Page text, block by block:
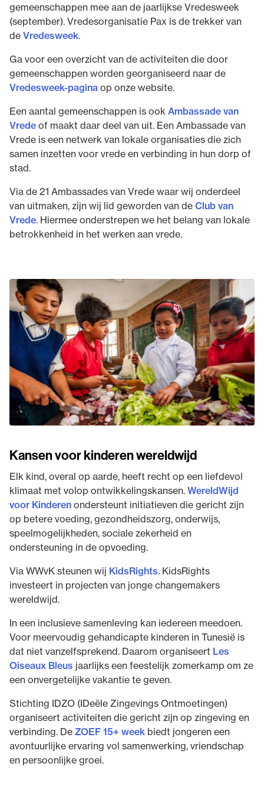
gemeenschappen mee aan de jaarlijkse Vredesweek
(september). Vredesorganisatie Pax is de trekker van
de Vredesweek.
Ga voor een overzicht van de activiteiten die door
gemeenschappen worden georganiseerd naar de
Vredesweek-pagina op onze website.
Een aantal gemeenschappen is ook Ambassade van
Vrede of maakt daar deel van uit. Een Ambassade van
Vrede is een netwerk van lokale organisaties die zich
samen inzetten voor vrede en verbinding in hun dorp of
stad.
Via de 21 Ambassades van Vrede waar wij onderdeel
van uitmaken, zijn wij lid geworden van de Club van
Vrede. Hiermee onderstrepen we het belang van lokale
betrokkenheid in het werken aan vrede.
Kansen voor kinderen wereldwijd
Elk kind, overal op aarde, heeft recht op een liefdevol
klimaat met volop ontwikkelingskansen. WereldWijd
voor Kinderen ondersteunt initiatieven die gericht zijn
op betere voeding, gezondheidszorg, onderwijs,
speelmogelijkheden, sociale zekerheid en
ondersteuning in de opvoeding.
Via WWvK steunen wij KidsRights. KidsRights
investeert in projecten van jonge changemakers
wereldwijd.
In een inclusieve samenleving kan iedereen meedoen.
Voor meervoudig gehandicapte kinderen in Tunesië is
dat niet vanzelfsprekend. Daarom organiseert Les
Oiseaux Bleus jaarlijks een feestelijk zomerkamp om ze
een onvergetelijke vakantie te geven.
Stichting IDZO (IDeële Zingevings Ontmoetingen)
organiseert activiteiten die gericht zijn op zingeving en
verbinding. De ZOEF 15+ week biedt jongeren een
avontuurlijke ervaring vol samenwerking, vriendschap
en persoonlijke groei.